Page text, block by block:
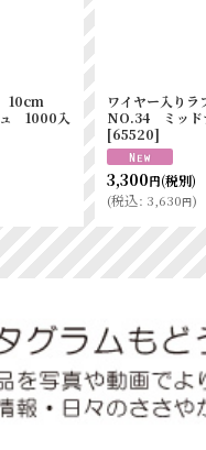
10cm
1000入
ワイヤー入り
NO.34 ミッド
[65520]
3,300円(税別)
(税込: 3,630円)